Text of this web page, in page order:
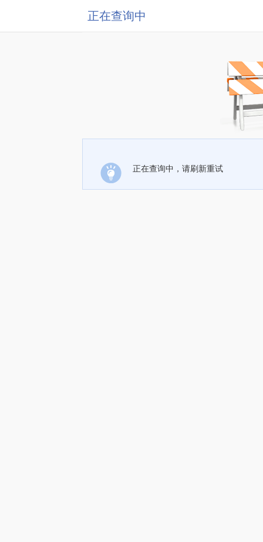
正在查询中
正在查询中，请刷新重试